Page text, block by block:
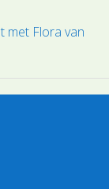
met Flora van